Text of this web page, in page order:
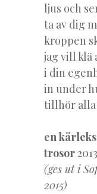
ljus och
ta av dig
kroppen
jag vill klä
i din
in under
tillhör alla
en
trosor2013
(ges ut i
2015)